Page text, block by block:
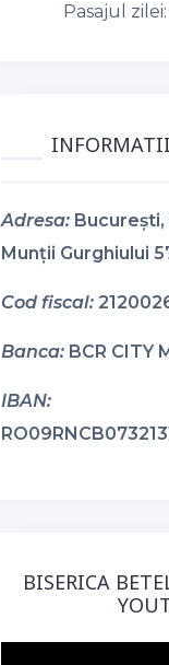
Pasajul zilei:
Adresa:
Munții Gurghiului
Cod fiscal:
Banca: BCR CITY
IBAN:
BISERICA